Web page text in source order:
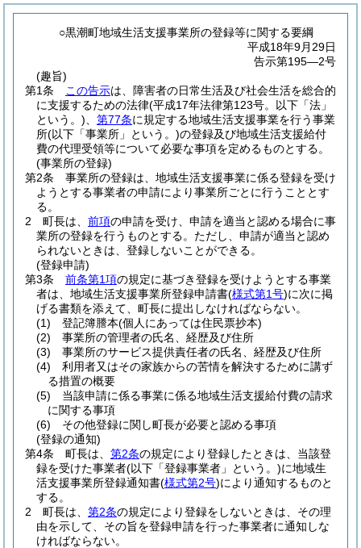
○黒潮町地域生活支援事業所の登録等に関する要綱
平成18年9月29日
告示第195―2号
(趣旨)
第1条
この告示は、障害者の日常生活及び社会生活を総合的
に支援するための法律(平成17年法律第123号。以下「法」
という。)
第77条に規定する地域生活支援事業を行う事業
所(以下「事業所」という。)の登録及び地域生活支援給付
費の代理受領等について必要な事項を定めるものとする。
(事業所の登録)
第2条
事業所の登録は、地域生活支援事業に係る登録を受け
ようとする事業者の申請により事業所ごとに行うこととす
る。
2
町長は、 前項の申請を受け、申請を適当と認める場合に事
業所の登録を行うものとする。 ただし、申請が適当と認め
られないときは、登録しないことができる。
(登録申請)
第3条
前条第1項の規定に基づき登録を受けようとする事業
者は、地域生活支援事業所登録申請書(様式第1号)に次に掲
げる書類を添えて、町長に提出しなければならない。
(1)
登記簿謄本(個人にあっては住民票抄本)
(2)
事業所の管理者の氏名、経歴及び住所
(3)
事業所のサービス提供責任者の氏名、経歴及び住所
(4)
利用者又はその家族からの苦情を解決するために講ず
る措置の概要
(5)
当該申請に係る事業に係る地域生活支援給付費の請求
に関する事項
(6)
その他登録に関し町長が必要と認める事項
(登録の通知)
第4条
町長は、 第2条の規定により登録したときは、当該登
録を受けた事業者(以下「登録事業者」という。)に地域生
活支援事業所登録通知書(様式第2号)により通知するものと
する。
2
町長は、 第2条の規定により登録をしないときは、その理
由を示して、その旨を登録申請を行った事業者に通知しな
ければならない。